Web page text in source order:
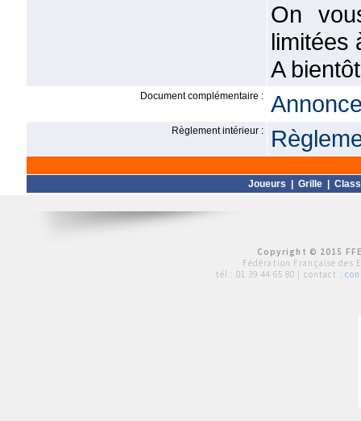
On
limitées
A bientôt
Document complémentaire :
Règlement intérieur :
Joueurs Grille
Copyright © 2015
Fédération Française des
tél : 01 39 44 65 80 | contact :